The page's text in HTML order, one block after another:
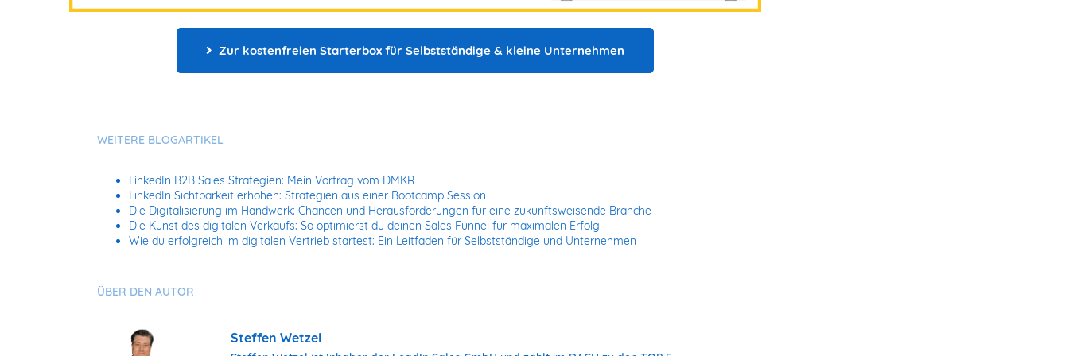
Zur kostenfreien Starterbox für Selbstständige & kleine Unternehmen
WEITERE BLOGARTIKEL
LinkedIn B2B Sales Strategien: Mein Vortrag vom DMKR
LinkedIn Sichtbarkeit erhöhen: Strategien aus einer Bootcamp Session
Die Digitalisierung im Handwerk: Chancen und Herausforderungen für eine zukunftsweisende Branche
Die Kunst des digitalen Verkaufs: So optimierst du deinen Sales Funnel für maximalen Erfolg
Wie du erfolgreich im digitalen Vertrieb startest: Ein Leitfaden für Selbstständige und Unternehmen
ÜBER DEN AUTOR
Steffen Wetzel